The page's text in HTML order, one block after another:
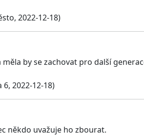
2022-12-18)
by se zachovat pro další
6, 2022-12-18)
někdo uvažuje ho zbourat.